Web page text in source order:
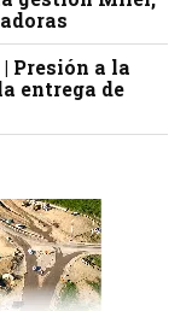
Presión a la
entrega de